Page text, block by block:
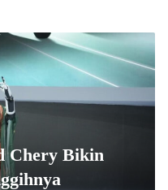
Chery Bikin